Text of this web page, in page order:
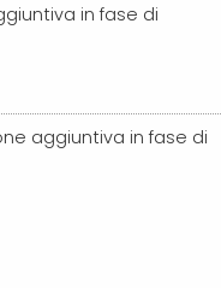
in fase di
aggiuntiva in fase di